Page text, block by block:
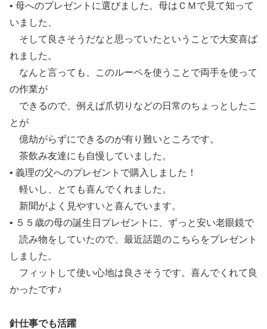
• 母へのプレゼントに選びました。母はＣＭで見て知って
いました、
そして良さそうだなと思っていたということで大変喜ば
れました。
なんと言っても、このルーペを使うことで両手を使って
の作業が
できるので、例えば爪切りなどの日常のちょっとしたこ
とが
億劫がらずにできるのが有り難いところです。
茶飲み友達にも自慢していました。
• 義理の父へのプレゼントで購入しました！
軽いし、とても喜んでくれました。
新聞がよく見やすいと喜んでいます。
• ５５歳の母の誕生日プレゼントに、ずっと安い老眼鏡で
読み物をしていたので、最近話題のこちらをプレゼント
しました。
フィットして使い心地は良さそうです。喜んでくれて良
かったです♪
針仕事でも活躍